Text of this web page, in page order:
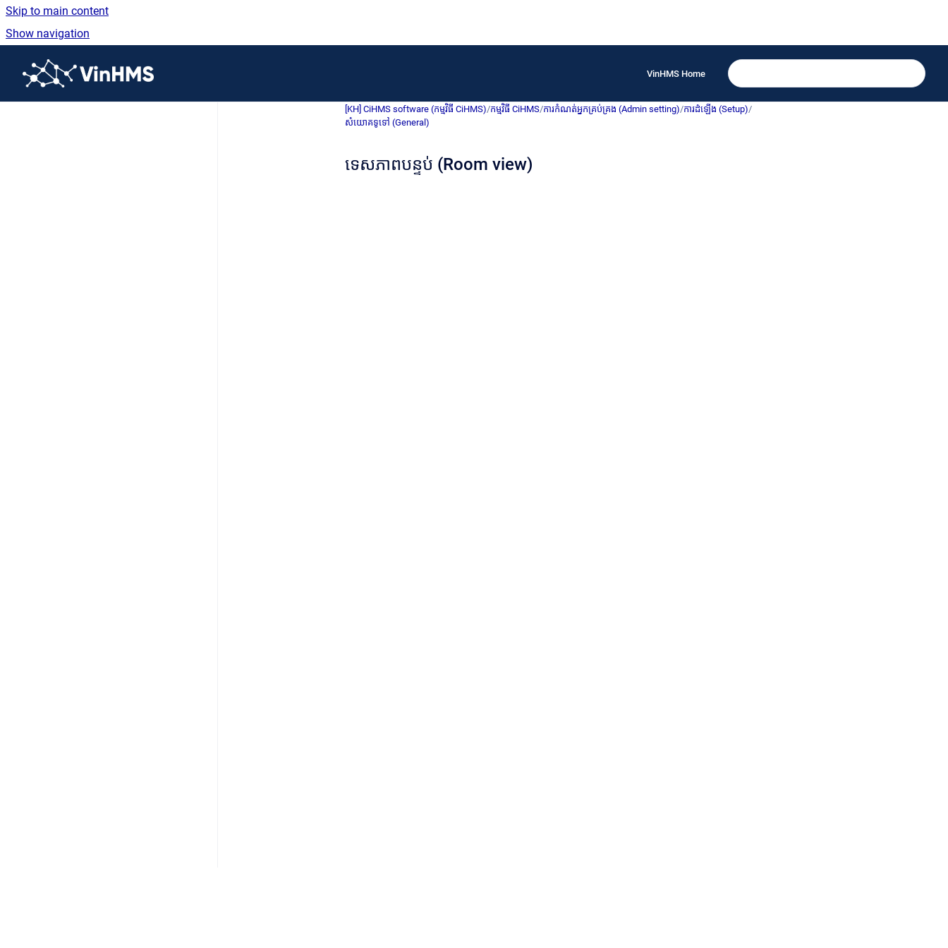
Skip to main content
Show navigation
VinHMS Home
[KH] CiHMS software (កម្មវិធី CiHMS)/កម្មវិធី CiHMS/ការកំណត់អ្នកគ្រប់គ្រង (Admin setting)/ការដំឡើង (Setup)/
សំយោគទូទៅ (General)
ទេសភាពបន្ទប់ (Room view)